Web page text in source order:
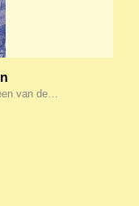
van de…